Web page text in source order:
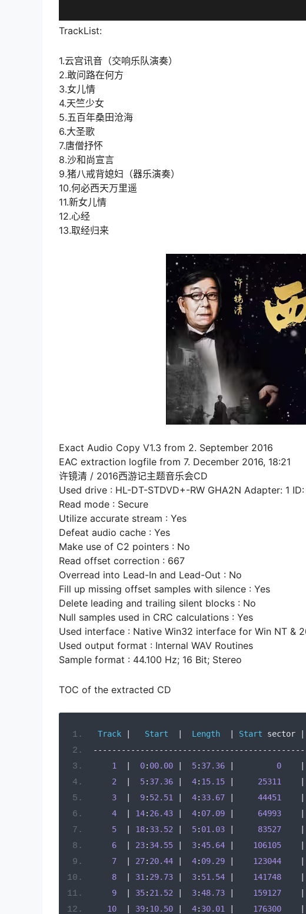
TrackList:
1.云宫讯音（交响乐队演奏）
2.敢问路在何方
3.女儿情
4.天竺少女
5.五百年桑田沧海
6.大圣歌
7.唐僧抒怀
8.沙和尚宣言
9.猪八戒背媳妇（器乐演奏）
10.何必西天万里遥
11.新女儿情
12.心经
13.取经归来
Exact Audio Copy V1.3 from 2. September 2016
EAC extraction logfile from 7. December 2016, 18:21
许镜清 / 2016西游记主题音乐会CD
Used drive : HL-DT-STDVD+-RW GHA2N Adapter: 1
Read mode : Secure
Utilize accurate stream : Yes
Defeat audio cache : Yes
Make use of C2 pointers : No
Read offset correction : 667
Overread into Lead-In and Lead-Out : No
Fill up missing offset samples with silence : Yes
Delete leading and trailing silent blocks : No
Null samples used in CRC calculations : Yes
Used interface : Native Win32 interface for Win NT &
Used output format : Internal WAV Routines
Sample format : 44.100 Hz; 16 Bit; Stereo
TOC of the extracted CD
Track Start Length Start sector
1
0: 00.00 5: 37.36 0
2
5: 37.36 4: 15.15 25311
3
9: 52.51 4: 33.67 44451
4
14: 26.43 4: 07.09 64993
5
18: 33.52 5: 01.03 83527
6
23: 34.55 3:45.64 106105
7
27: 20.44 4: 09.29 123044
8
31 : 29.73 3: 51.54 141748
9
35: 21.52 3:48.73 159127
10
39: 10.50 4: 30.01 176300